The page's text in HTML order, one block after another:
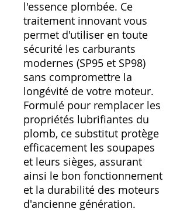
l'essence plombée. Ce
traitement innovant vous
permet d'utiliser en toute
sécurité les carburants
modernes (SP95 et SP98)
sans compromettre la
longévité de votre moteur.
Formulé pour remplacer les
propriétés lubrifiantes du
plomb, ce substitut protège
efficacement les soupapes
et leurs sièges, assurant
ainsi le bon fonctionnement
et la durabilité des moteurs
d'ancienne génération.